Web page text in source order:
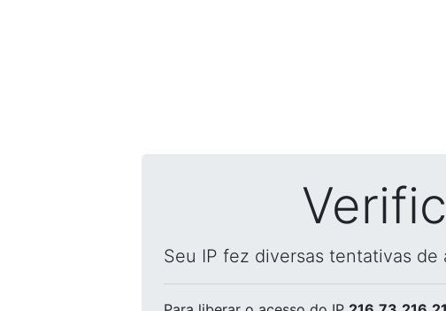
Seu IP fez diversas tentativas